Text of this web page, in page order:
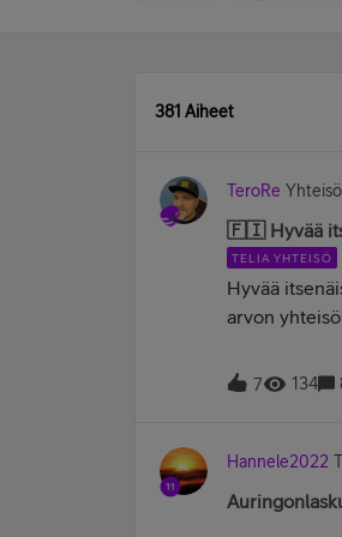
381 Aiheet
TeroRe
🇫🇮 Hyvää
TELIA YHTEISÖ
Hyvää
arvon
Mitä sinä
Tuntematon
jääkiekko?
7 134
Hannele2022